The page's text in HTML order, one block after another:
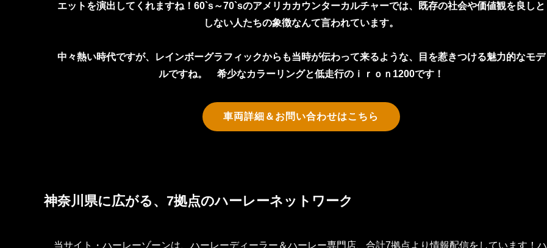
エットを演出してくれますね！ 60`s～70`sのアメリカカウンターカルチャーでは、既存の社会や価値観を良しと
しない人たちの象徴なんて言われています。
中々熱い時代ですが、レインボーグラフィックからも当時が伝わって来るような、目を惹きつける魅力的なモデ
ルですね。 希少なカラーリングと低走行のｉｒｏｎ1200です！
車両詳細＆お問い合わせはこちら
神奈川県に広がる、7拠点のハーレーネットワーク
当サイト・ハーレーゾーンは、ハーレーディーラー＆ハーレー専門店、合計7拠点より情報配信をしています！ハ